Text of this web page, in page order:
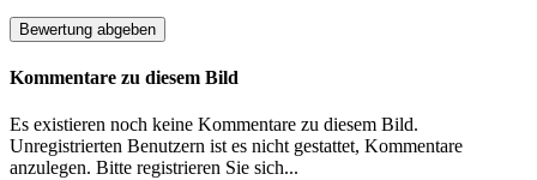
Kommentare zu diesem Bild
Es existieren noch keine Kommentare zu diesem Bild.
Unregistrierten Benutzern ist es nicht gestattet, Kommentare
anzulegen. Bitte registrieren Sie sich...